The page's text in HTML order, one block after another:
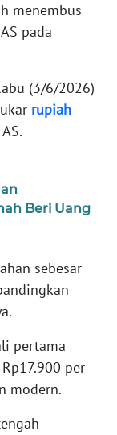
menembus
pada
(3/6/2026)
rupiah
Beri Uang
sebesar
pertama
per
modern.